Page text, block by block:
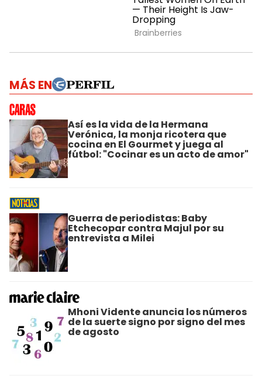
MÁS EN
Así es la vida de la Hermana
Verónica, la monja ricotera que
cocina en El Gourmet y juega al
fútbol: "Cocinar es un acto de amor"
Guerra de periodistas: Baby
Etchecopar contra Majul por su
entrevista a Milei
Mhoni Vidente anuncia los números
de la suerte signo por signo del mes
de agosto